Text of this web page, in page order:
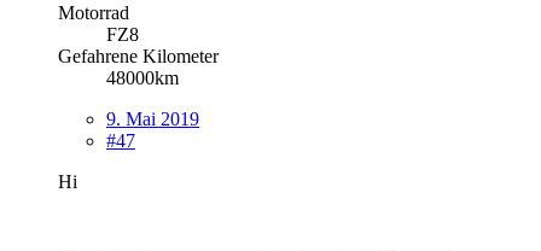
Motorrad
FZ8
Gefahrene Kilometer
48000km
9. Mai 2019
#47
Hi